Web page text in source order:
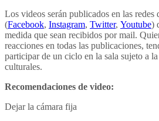
Los videos serán publicados en las
(Facebook, Instagram, Twitter, Youtube)
medida que sean recibidos por mail.
reacciones en todas las publicaciones,
participar de un ciclo en la sala sujeto a
culturales.
Recomendaciones de video:
Dejar la cámara fija